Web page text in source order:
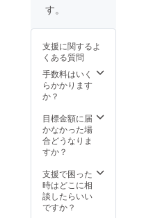
す。
支援に関するよ
くある質問
手数料はいく
らかかります
か？
目標金額に届
かなかった場
合どうなりま
すか？
支援で困った
時はどこに相
談したらいい
ですか？